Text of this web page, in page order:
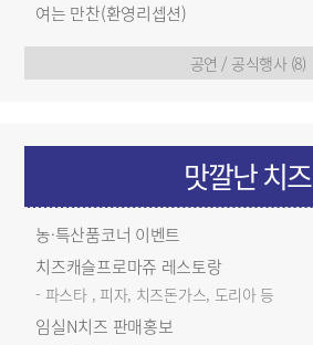
여는 만찬(환영리셉션)
공연 / 공식행사 (8)
맛깔난 치즈
농·특산품코너 이벤트
치즈캐슬프로마쥬 레스토랑
- 파스타 , 피자, 치즈돈가스, 도리아 등
임실N치즈 판매홍보